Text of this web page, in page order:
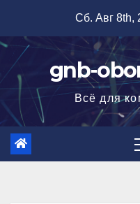
содержимому
Сб. Авг 8th,
gnb-
Всё для